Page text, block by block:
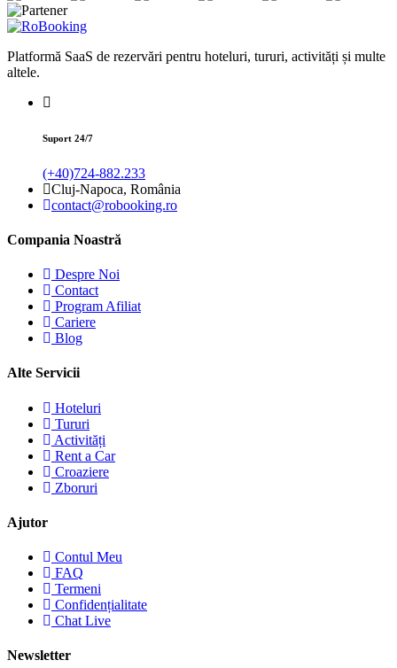
Platformă SaaS de rezervări pentru hoteluri, tururi, activități și multe
altele.
Suport 24/7
(+40)724-882.233
Cluj-Napoca, România
contact@robooking.ro
Compania Noastră
Despre Noi
Contact
Program Afiliat
Cariere
Blog
Alte Servicii
Hoteluri
Tururi
Activități
Rent a Car
Croaziere
Zboruri
Ajutor
Contul Meu
FAQ
Termeni
Confidențialitate
Chat Live
Newsletter